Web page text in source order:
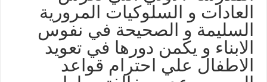
و السلوكيات المرورية
و الصحيحة في نفوس
و يكمن دورها في تعويد
علي احترام قواعد